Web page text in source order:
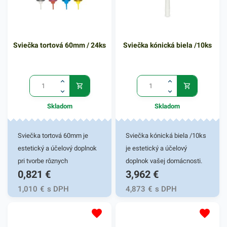
Sviečka tortová 60mm / 24ks
Skladom
Sviečka tortová 60mm je
estetický a účelový doplnok
pri tvorbe rôznych
narodeninových dezertov a
toriet. Tortová sviečka so
stojančekom je vhodná pre
0,821 €
1,010 € s DPH
Sviečka kónická biela /10ks
Skladom
Sviečka kónická biela /10ks
je estetický a účelový
doplnok vašej domácnosti.
Sviečka kónická je dostupná
v rôznych farebných
prevedeniach. Kvalitná a
3,962 €
4,873 € s DPH